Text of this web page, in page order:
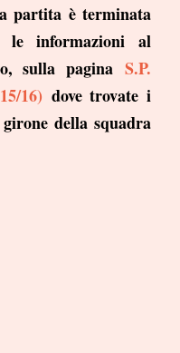
partita è terminata
informazioni al
sulla pagina S.P.
16) dove trovate i
della squadra